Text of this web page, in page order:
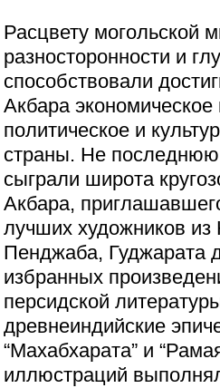
Расцвету могольской
разносторонности и
способствовали
Акбара экономическое
политическое и
страны. Не
сыграли широта
Акбара,
лучших художников
Пенджаба, Гуджарата
избранных
персидской
древнеиндийские
“Махабхарата” и
иллюстраций